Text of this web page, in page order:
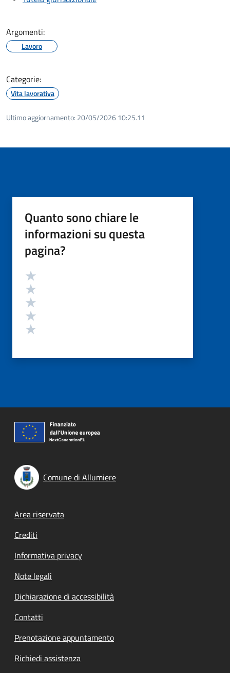
Argomenti:
Lavoro
Categorie:
Vita lavorativa
Ultimo aggiornamento: 20/05/2026 10:25.11
Quanto sono chiare le
informazioni su questa
pagina?
Valutazione
Comune di Allumiere
Footer menu
Area riservata
Crediti
Informativa privacy
Note legali
Dichiarazione di accessibilità
Contatti
Prenotazione appuntamento
Richiedi assistenza